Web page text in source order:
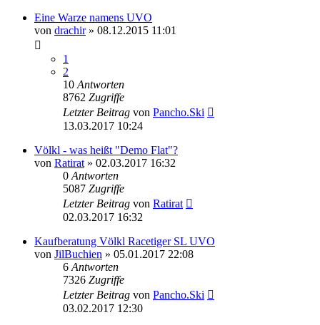
Eine Warze namens UVO
von drachir» 08.12.2015 11:01
1
2
10 Antworten
8762 Zugriffe
Letzter Beitrag von Pancho.Ski
13.03.2017 10:24
Völkl - was heißt "Demo Flat"?
von Ratirat » 02.03.2017 16:32
0 Antworten
5087 Zugriffe
Letzter Beitrag von Ratirat
02.03.2017 16:32
Kaufberatung Völkl Racetiger SL UVO
von JilBuchien » 05.01.2017 22:08
6 Antworten
7326 Zugriffe
Letzter Beitrag von Pancho.Ski
03.02.2017 12:30